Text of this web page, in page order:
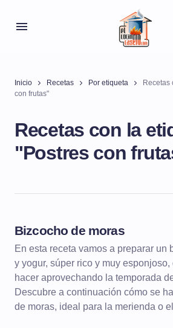
Inicio Recetas Por etiqueta
Recetas
con frutas"
Recetas con la
"Postres con
Bizcocho de moras
En esta receta vamos a preparar un
y yogur, súper rico y muy
hacer aprovechando la temporada
Descubre a continuación cómo se
de moras, ideal para la merienda o